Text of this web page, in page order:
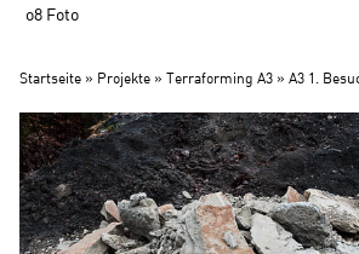
o8 Foto
Startseite » Projekte » Terraforming A3 » A3 1.